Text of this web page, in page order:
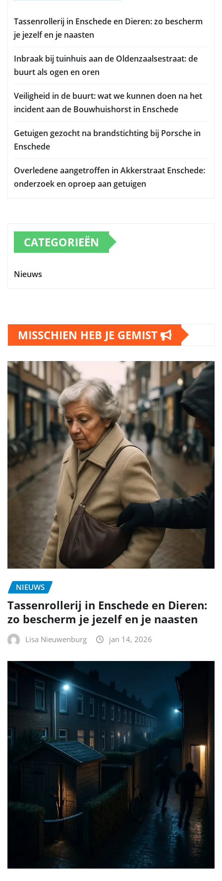
Tassenrollerij in Enschede en Dieren: zo bescherm
je jezelf en je naasten
Inbraak bij tuinhuis aan de Oldenzaalsestraat: de
buurt als ogen en oren
Veiligheid in de buurt: wat we kunnen doen na het
incident aan de Bouwhuishorst in Enschede
Getuigen gezocht na brandstichting bij Porsche in
Enschede
Overledene aangetroffen in Akkerstraat Enschede:
onderzoek en oproep aan getuigen
CATEGORIEËN
Nieuws
MISSCHIEN HEB JE GEMIST
NIEUWS
Tassenrollerij in Enschede en Dieren:
zo bescherm je jezelf en je naasten
Lisa Nieuwenburg jan 14, 2026